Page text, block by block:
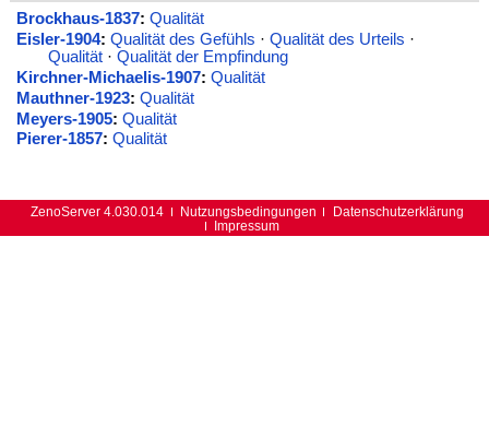
Brockhaus-1837: Qualität
Eisler-1904: Qualität des Gefühls · Qualität des Urteils ·
Qualität· Qualität der Empfindung
Kirchner-Michaelis-1907: Qualität
Mauthner-1923: Qualität
Meyers-1905: Qualität
Pierer-1857: Qualität
ZenoServer 4.030.014 Nutzungsbedingungen
Datenschutzerklärung
Impressum